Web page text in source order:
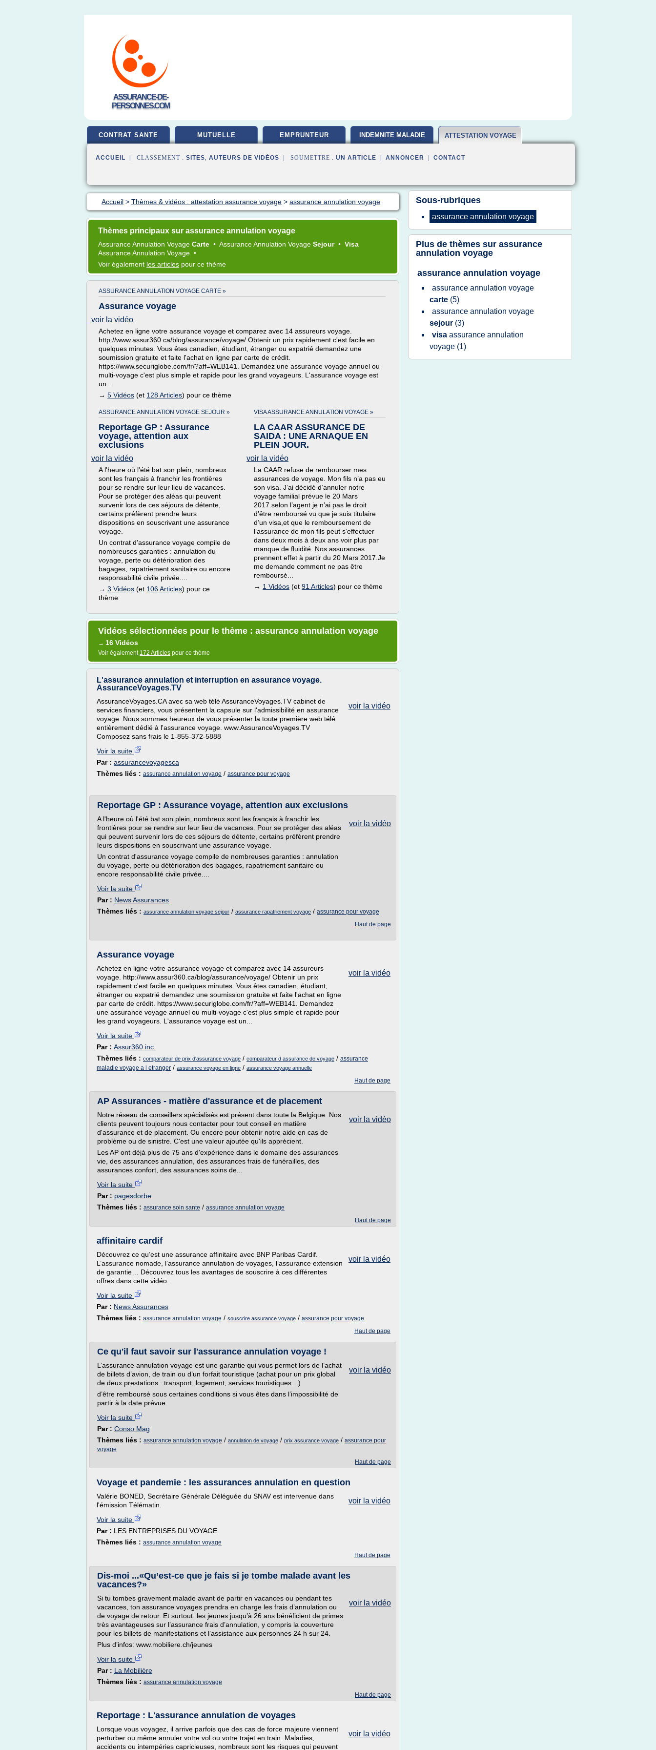
ASSURANCE-DE-
PERSONNES.COM
CONTRAT SANTE MUTUELLE EMPRUNTEUR INDEMNITE MALADIE ATTESTATION VOYAGE
ACCUEIL | CLASSEMENT : SITES, AUTEURS DE VIDÉOS | SOUMETTRE : UN ARTICLE ANNONCER CONTACT
Accueil > Thèmes & vidéos : attestation assurance voyage > assurance annulation voyage
Thèmes principaux sur assurance annulation voyage
Assurance Annulation Voyage Carte • Assurance Annulation Voyage Sejour • Visa
Assurance Annulation Voyage •
Voir également les articles pour ce thème
ASSURANCE ANNULATION VOYAGE CARTE »
Assurance voyage
voir la vidéo
Achetez en ligne votre assurance voyage et comparez avec 14 assureurs voyage.
http://www.assur360.ca/blog/assurance/voyage/ Obtenir un prix rapidement c'est facile en
quelques minutes. Vous êtes canadien, étudiant, étranger ou expatrié demandez une
soumission gratuite et faite l'achat en ligne par carte de crédit.
https://www.securiglobe.com/fr/?aff=WEB141. Demandez une assurance voyage annuel ou
multi-voyage c'est plus simple et rapide pour les grand voyageurs. L'assurance voyage est
un...
→ 5 Vidéos (et 128 Articles) pour ce thème
ASSURANCE ANNULATION VOYAGE SEJOUR »
Reportage GP : Assurance
voyage, attention aux
exclusions
voir la vidéo
A l'heure où l'été bat son plein, nombreux
sont les français à franchir les frontières
pour se rendre sur leur lieu de vacances.
Pour se protéger des aléas qui peuvent
survenir lors de ces séjours de détente,
certains préfèrent prendre leurs
dispositions en souscrivant une assurance
voyage.
Un contrat d'assurance voyage compile de
nombreuses garanties : annulation du
voyage, perte ou détérioration des
bagages, rapatriement sanitaire ou encore
responsabilité civile privée....
→ 3 Vidéos (et 106 Articles) pour ce
thème
VISA ASSURANCE ANNULATION VOYAGE »
LA CAAR ASSURANCE DE
SAIDA : UNE ARNAQUE EN
PLEIN JOUR.
voir la vidéo
La CAAR refuse de rembourser mes
assurances de voyage. Mon fils n’a pas eu
son visa. J’ai décidé d’annuler notre
voyage familial prévue le 20 Mars
2017.selon l’agent je n’ai pas le droit
d’être remboursé vu que je suis titulaire
d’un visa,et que le remboursement de
l’assurance de mon fils peut s’effectuer
dans deux mois à deux ans voir plus par
manque de fluidité. Nos assurances
prennent effet à partir du 20 Mars 2017.Je
me demande comment ne pas être
remboursé...
→ 1 Vidéos (et 91 Articles) pour ce thème
Vidéos sélectionnées pour le thème : assurance annulation voyage
→ 16 Vidéos
Voir également 172 Articles pour ce thème
L'assurance annulation et interruption en assurance voyage.
AssuranceVoyages.TV
voir la vidéo
AssuranceVoyages.CA avec sa web télé AssuranceVoyages.TV cabinet de
services financiers, vous présentent la capsule sur l'admissibilité en assurance
voyage. Nous sommes heureux de vous présenter la toute première web télé
entièrement dédié à l'assurance voyage. www.AssuranceVoyages.TV
Composez sans frais le 1-855-372-5888
Voir la suite
Par : assurancevoyagesca
Thèmes liés : assurance annulation voyage / assurance pour voyage
Reportage GP : Assurance voyage, attention aux exclusions
voir la vidéo
A l'heure où l'été bat son plein, nombreux sont les français à franchir les
frontières pour se rendre sur leur lieu de vacances. Pour se protéger des aléas
qui peuvent survenir lors de ces séjours de détente, certains préfèrent prendre
leurs dispositions en souscrivant une assurance voyage.
Un contrat d'assurance voyage compile de nombreuses garanties : annulation
du voyage, perte ou détérioration des bagages, rapatriement sanitaire ou
encore responsabilité civile privée....
Voir la suite
Par : News Assurances
Thèmes liés : assurance annulation voyage sejour / assurance rapatriement voyage / assurance pour voyage
Haut de page
Assurance voyage
voir la vidéo
Achetez en ligne votre assurance voyage et comparez avec 14 assureurs
voyage. http://www.assur360.ca/blog/assurance/voyage/ Obtenir un prix
rapidement c'est facile en quelques minutes. Vous êtes canadien, étudiant,
étranger ou expatrié demandez une soumission gratuite et faite l'achat en ligne
par carte de crédit. https://www.securiglobe.com/fr/?aff=WEB141. Demandez
une assurance voyage annuel ou multi-voyage c'est plus simple et rapide pour
les grand voyageurs. L'assurance voyage est un...
Voir la suite
Par : Assur360 inc.
Thèmes liés : comparateur de prix d'assurance voyage / comparateur d assurance de voyage / assurance
maladie voyage a l etranger / assurance voyage en ligne / assurance voyage annuelle
Haut de page
AP Assurances - matière d'assurance et de placement
voir la vidéo
Notre réseau de conseillers spécialisés est présent dans toute la Belgique. Nos
clients peuvent toujours nous contacter pour tout conseil en matière
d'assurance et de placement. Ou encore pour obtenir notre aide en cas de
problème ou de sinistre. C'est une valeur ajoutée qu'ils apprécient.
Les AP ont déjà plus de 75 ans d'expérience dans le domaine des assurances
vie, des assurances annulation, des assurances frais de funérailles, des
assurances confort, des assurances soins de...
Voir la suite
Par : pagesdorbe
Thèmes liés : assurance soin sante / assurance annulation voyage
Haut de page
affinitaire cardif
voir la vidéo
Découvrez ce qu’est une assurance affinitaire avec BNP Paribas Cardif.
L’assurance nomade, l’assurance annulation de voyages, l’assurance extension
de garantie… Découvrez tous les avantages de souscrire à ces différentes
offres dans cette vidéo.
Voir la suite
Par : News Assurances
Thèmes liés : assurance annulation voyage / souscrire assurance voyage / assurance pour voyage
Haut de page
Ce qu'il faut savoir sur l'assurance annulation voyage !
voir la vidéo
L’assurance annulation voyage est une garantie qui vous permet lors de l’achat
de billets d’avion, de train ou d’un forfait touristique (achat pour un prix global
de deux prestations : transport, logement, services touristiques…)
d’être remboursé sous certaines conditions si vous êtes dans l’impossibilité de
partir à la date prévue.
Voir la suite
Par : Conso Mag
Thèmes liés : assurance annulation voyage / annulation de voyage / prix assurance voyage / assurance pour
voyage
Haut de page
Voyage et pandemie : les assurances annulation en question
voir la vidéo
Valérie BONED, Secrétaire Générale Déléguée du SNAV est intervenue dans
l'émission Télématin.
Voir la suite
Par : LES ENTREPRISES DU VOYAGE
Thèmes liés : assurance annulation voyage
Haut de page
Dis-moi ...«Qu’est-ce que je fais si je tombe malade avant les
vacances?»
voir la vidéo
Si tu tombes gravement malade avant de partir en vacances ou pendant tes
vacances, ton assurance voyages prendra en charge les frais d’annulation ou
de voyage de retour. Et surtout: les jeunes jusqu’à 26 ans bénéficient de primes
très avantageuses sur l’assurance frais d’annulation, y compris la couverture
pour les billets de manifestations et l’assistance aux personnes 24 h sur 24.
Plus d’infos: www.mobiliere.ch/jeunes
Voir la suite
Par : La Mobilière
Thèmes liés : assurance annulation voyage
Haut de page
Reportage : L'assurance annulation de voyages
voir la vidéo
Lorsque vous voyagez, il arrive parfois que des cas de force majeure viennent
perturber ou même annuler votre vol ou votre trajet en train. Maladies,
accidents ou intempéries capricieuses, nombreux sont les risques qui peuvent
Sous-rubriques
assurance annulation voyage
Plus de thèmes sur assurance
annulation voyage
assurance annulation voyage
assurance annulation voyage
carte (5)
assurance annulation voyage
sejour (3)
visa assurance annulation
voyage (1)